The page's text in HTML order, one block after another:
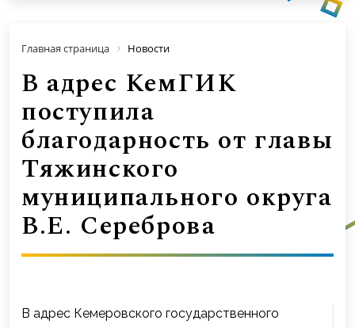
Главная страница Новости
В адрес КемГИК
поступила
благодарность от главы
Тяжинского
муниципального округа
В.Е. Сереброва
В адрес Кемеровского государственного